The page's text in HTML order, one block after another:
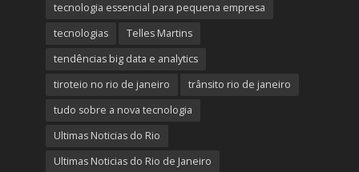
tecnologia essencial para pequena empresa
tecnologias
Telles Martins
tendências big data e analytics
tiroteio no rio de janeiro
trânsito rio de janeiro
tudo sobre a nova tecnologia
Ultimas Noticias do Rio
Ultimas Noticias do Rio de Janeiro